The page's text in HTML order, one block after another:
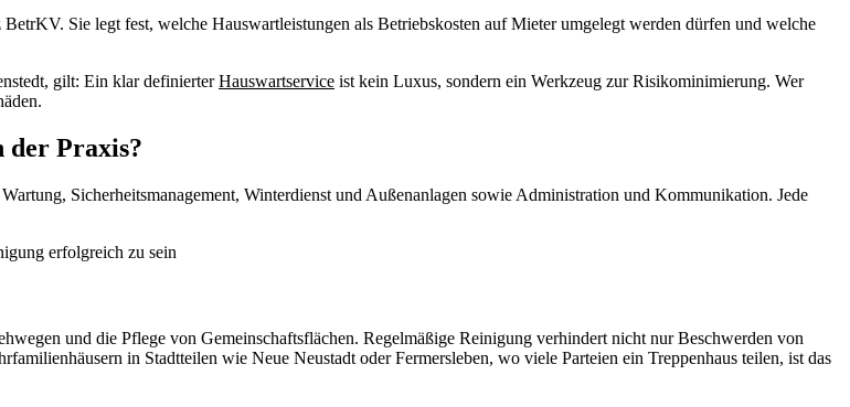
Sie legt fest, welche Hauswartleistungen als Betriebskosten auf Mieter umgelegt werden dürfen und welche
gilt: Ein klar definierterHauswartservice ist kein Luxus, sondern ein Werkzeug zur Risikominimierung. Wer
der Praxis?
Sicherheitsmanagement, Winterdienst und Außenanlagen sowie Administration und Kommunikation. Jede
und die Pflege von Gemeinschaftsflächen. Regelmäßige Reinigung verhindert nicht nur Beschwerden von
in Stadtteilen wie Neue Neustadt oder Fermersleben, wo viele Parteien ein Treppenhaus teilen, ist das